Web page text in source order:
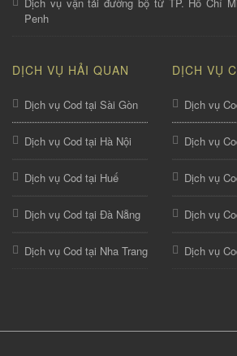
Penh
DỊCH VỤ HẢI QUAN
Dịch vụ Cod tại Sài Gòn
Dịch vụ Cod tại Hà Nội
Dịch vụ Cod tại Huế
Dịch vụ Cod tại Đà Nẵng
Dịch vụ Cod tại Nha Trang
DỊCH VỤ
Dịch vụ
Dịch vụ
Dịch vụ
Dịch vụ
Dịch vụ